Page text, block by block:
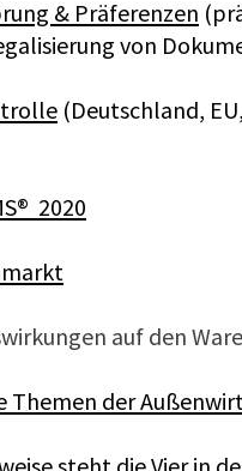
& Präferenzen
von
(Deutschland,
2020
auf den
Themen der